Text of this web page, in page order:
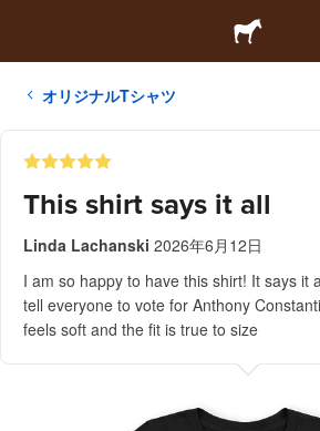
オリジナルTシャツ
This shirt says it all
Linda Lachanski 2026年6月12日
I am so happy to have this shirt! It says it
tell everyone to vote for Anthony
feels soft and the fit is true to size